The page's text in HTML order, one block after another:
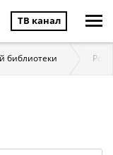
ТВ канал
библиотеки